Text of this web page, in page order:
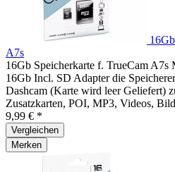
A7s
16Gb Speicherkarte f. TrueCam
16Gb Incl. SD Adapter die
Dashcam (Karte wird leer Geliefert)
Zusatzkarten, POI, MP3, Videos,
9,99 € *
Vergleichen
Merken